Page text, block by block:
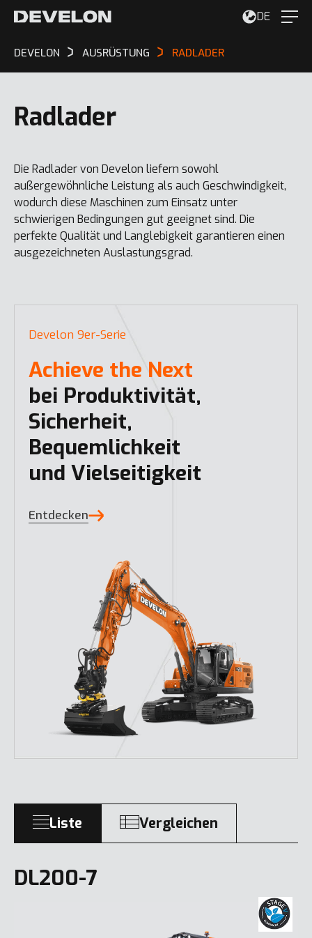
DE
DEVELON AUSRÜSTUNG RADLADER
Radlader
Die Radlader von Develon liefern sowohl
außergewöhnliche Leistung als auch Geschwindigkeit,
wodurch diese Maschinen zum Einsatz unter
schwierigen Bedingungen gut geeignet sind. Die
perfekte Qualität und Langlebigkeit garantieren einen
ausgezeichneten Auslastungsgrad.
Develon 9er-Serie
Achieve the Next
bei Produktivität,
Sicherheit,
Bequemlichkeit
und Vielseitigkeit
Entdecken
Liste Vergleichen
DL200-7